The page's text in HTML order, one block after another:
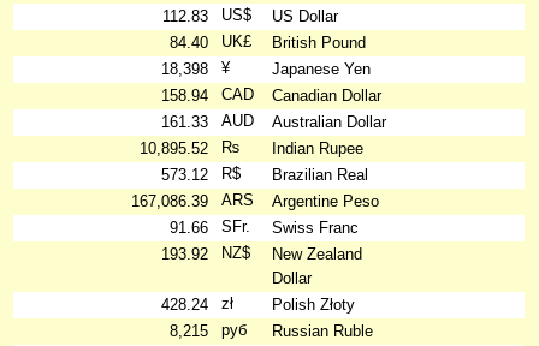
112.83 US$
US Dollar
84.40
UK£
British Pound
18,398
¥
Japanese Yen
158.94
CAD
Canadian Dollar
161.33
AUD
Australian Dollar
10,895.52
₨
Indian Rupee
573.12
R$
Brazilian Real
167,086.39
ARS
Argentine Peso
91.66
SFr.
Swiss Franc
193.92
NZ$
New Zealand
Dollar
428.24
zł
Polish Złoty
8,215
руб
Russian Ruble